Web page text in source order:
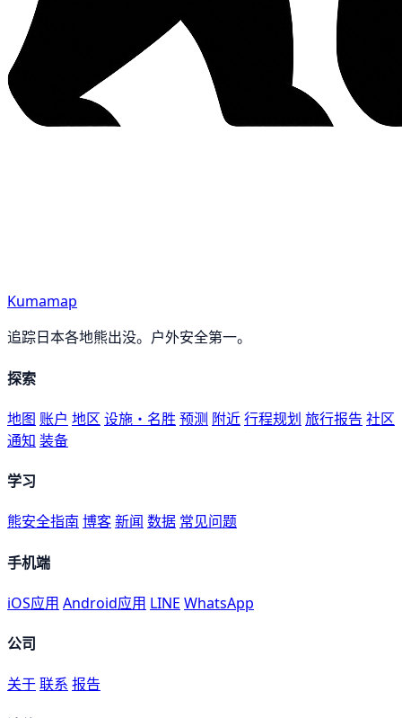
Kumamap
追踪日本各地熊出没。户外安全第一。
探索
地图 账户 地区 设施・名胜 预测 附近行程规划 旅行报告 社区
通知 装备
学习
熊安全指南 博客新闻 数据 常见问题
手机端
iOS应用 Android应用 LINE WhatsApp
公司
关于联系 报告